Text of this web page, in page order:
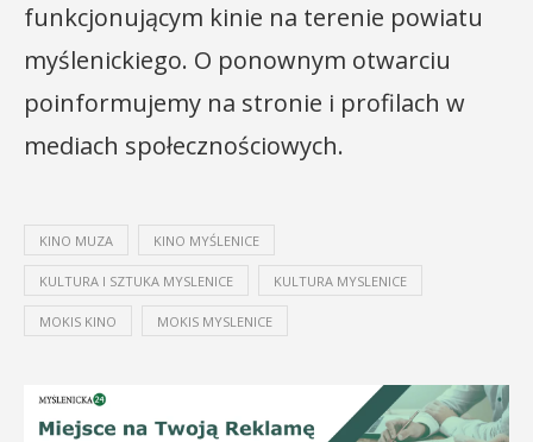
funkcjonującym kinie na terenie powiatu
myślenickiego. O ponownym otwarciu
poinformujemy na stronie i profilach w
mediach społecznościowych.
KINO MUZA KINO MYŚLENICE
KULTURA I SZTUKA MYSLENICE KULTURA MYSLENICE
MOKIS KINO MOKIS MYSLENICE